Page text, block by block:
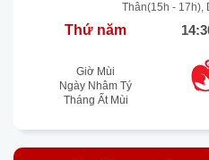
Thân(15h - 17h),
Thứ năm
Giờ Mùi
Ngày Nhâm Tý
Tháng Ất Mùi